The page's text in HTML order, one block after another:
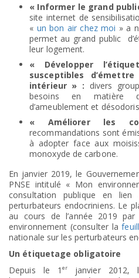
« Informer le grand
site internet de
« un bon air chez moi » a
permet au grand public
leur logement.
« Développer
susceptibles
intérieur » : divers
besoins en matière
d’ameublement et
« Améliorer les
recommandations sont
à adopter face aux
monoxyde de carbone.
En janvier 2019, le
PNSE intitulé « Mon
consultation publique en
perturbateurs endocriniens. Le
au cours de l’année 2019
environnement (consulter la
nationale sur les perturbateurs
Un étiquetage obligatoire
Depuis le 1 erjanvier 2012,